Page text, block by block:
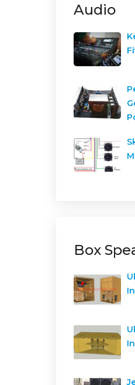
Audio
Box